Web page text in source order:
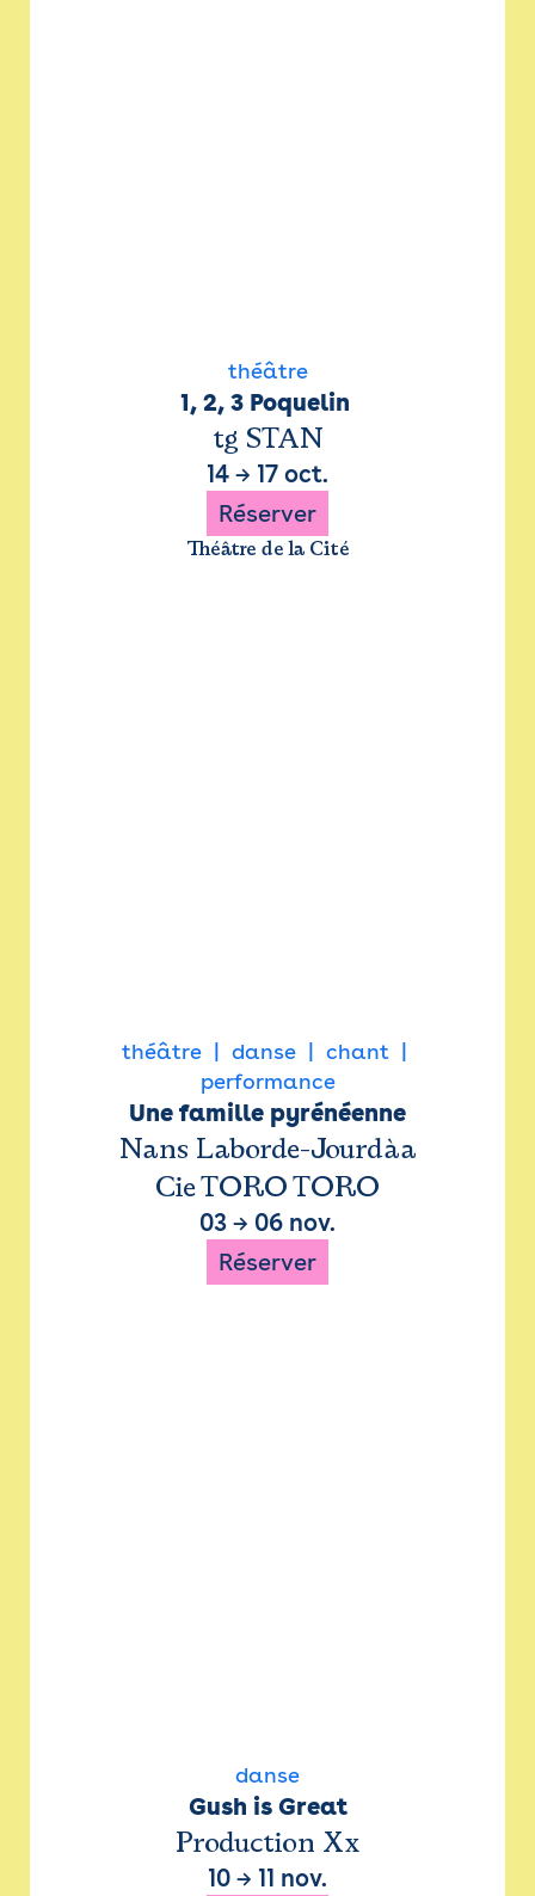
théâtre
1, 2, 3 Poquelin
tg STAN
14 → 17 oct.
Réserver
Théâtre de la Cité
théâtre danse
chant
performance
Une famille pyrénéenne
Nans Laborde-Jourdàa
Cie TORO TORO
03 → 06 nov.
Réserver
danse
Gush is Great
Production Xx
10 → 11 nov.